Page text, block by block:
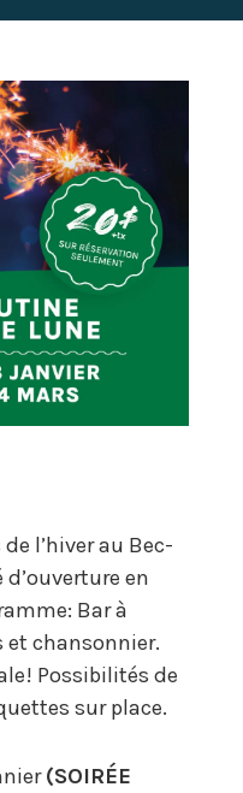
l’hiver au Bec-
en
Bar à
et chansonnier.
Possibilités de
sur place.
(SOIRÉE